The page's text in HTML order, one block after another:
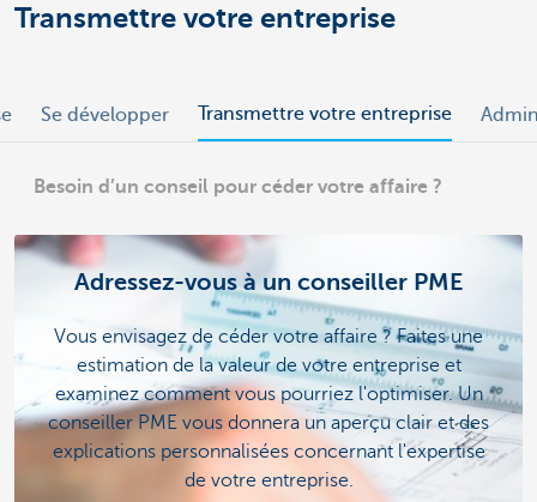
Transmettre votre entreprise
Se développer Transmettre votre entreprise
Besoin d’un conseil pour céder votre affaire ?
Adressez-vous à un conseiller PME
Vous envisagez de céder votre affaire ? Faites une
estimation de la valeur de votre entreprise et
examinez comment vous pourriez l'optimiser. Un
conseiller PME vous donnera un aperçu clair et des
explications personnalisées concernant l'expertise
de votre entreprise.